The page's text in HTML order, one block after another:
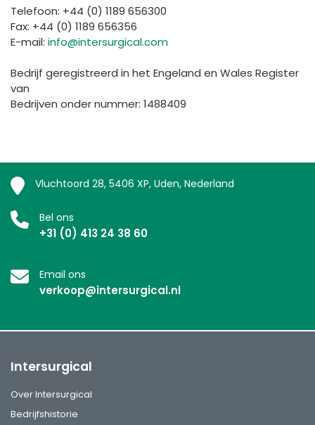
Telefoon: +44 (0) 1189 656300
Fax: +44 (0) 1189 656356
E-mail: info@intersurgical.com
Bedrijf geregistreerd in het Engeland en Wales Register
van
Bedrijven onder nummer: 1488409
Vluchtoord 28, 5406 XP, Uden, Nederland
Bel ons
+31 (0) 413 24 38 60
Email ons
verkoop@intersurgical.nl
Intersurgical
Over Intersurgical
Bedrijfshistorie